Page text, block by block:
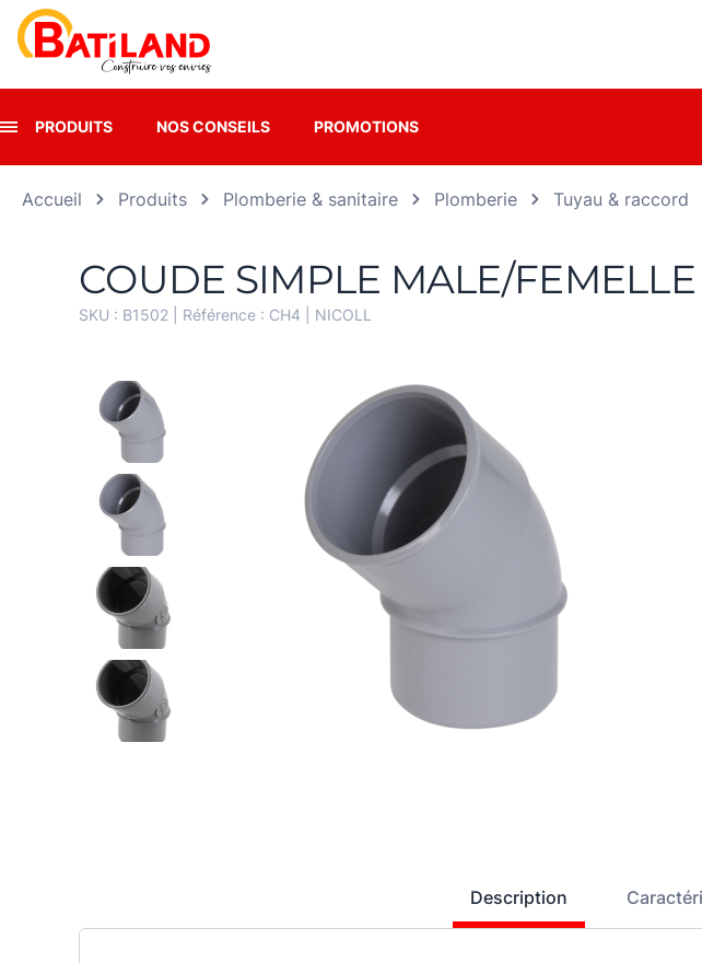
PRODUITS NOS CONSEILS PROMOTIONS
Accueil Produits Plomberie & sanitaire Plomberie Tuyau & raccord
COUDE SIMPLE MALE/
SKU : B1502 | Référence : CH4 NICOLL
Description
Panneau de gestion des cookies